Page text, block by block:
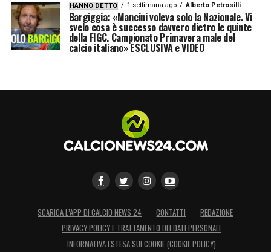
HANNO DETTO 1 settimana ago Alberto Petrosilli
Bargiggia: «Mancini voleva solo la Nazionale. Vi
svelo cosa è successo davvero dietro le quinte
della FIGC. Campionato Primavera male del
calcio italiano» ESCLUSIVA e VIDEO
SCARICA L’APP DI CALCIO NEWS 24 CONTATTI
REDAZIONE
PRIVACY POLICY E TRATTAMENTO DEI DATI PERSONALI
INFORMATIVA ESTESA SUI COOKIE (COOKIE POLICY)